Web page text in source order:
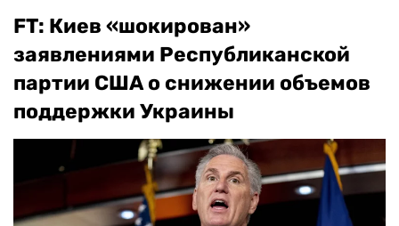
FT: Киев «шокирован»
заявлениями Республиканской
партии США о снижении объемов
поддержки Украины